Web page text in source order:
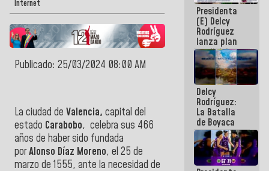
Internet
Publicado: 25/03/2024 08:00 AM
La ciudad de Valencia, capital del
estado Carabobo, celebra sus 466
años de haber sido fundada
porAlonso Díaz Moreno, el 25 de
marzo de 1555, ante la necesidad de
emergencia
sísmica en
la última
semana
Presidenta
(E) Delcy
Rodríguez
lanza plan
crediticio
con subsidio
a Juntas de
Condominio
Delcy
Rodríguez:
La Batalla
de Boyaca
representa
un capítulo
decisivo en
la gesta